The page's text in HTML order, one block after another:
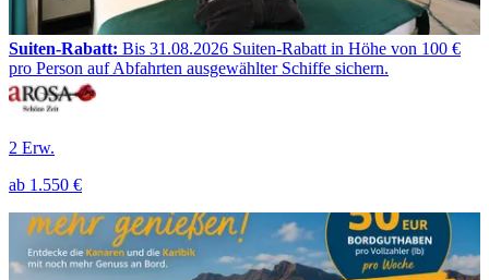
Suiten-Rabatt: Bis 31.08.2026 Suiten-Rabatt in Höhe von 100 €
pro Person auf Abfahrten ausgewählter Schiffe sichern.
2 Erw.
ab 1.550 €